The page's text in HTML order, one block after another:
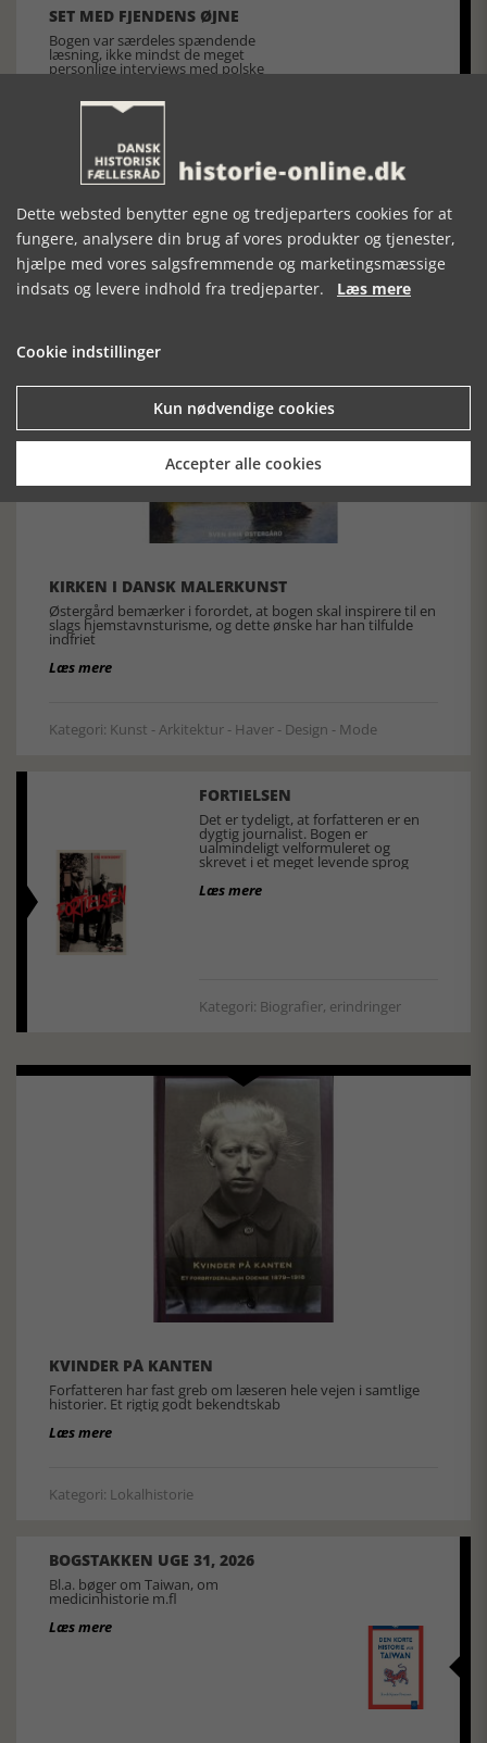
SET MED FJENDENS ØJNE
Bogen var særdeles spændende
læsning, ikke mindst de meget
personlige interviews med polske
Læs mere
Kategori: Krig og terror -
Militærvæsen - Den kolde krig
KIRKEN I DANSK MALERKUNST
Østergård bemærker i forordet, at bogen skal inspirere til en
slags hjemstavnsturisme, og dette ønske har han tilfulde
indfriet
Læs mere
Kategori: Kunst - Arkitektur - Haver - Design - Mode
FORTIELSEN
Det er tydeligt, at forfatteren er en
dygtig journalist. Bogen er
ualmindeligt velformuleret og
skrevet i et meget levende sprog
Læs mere
Kategori: Biografier, erindringer
KVINDER PÅ KANTEN
Forfatteren har fast greb om læseren hele vejen i samtlige
historier. Et rigtig godt bekendtskab
Læs mere
Kategori: Lokalhistorie
BOGSTAKKEN UGE 31, 2026
Bl.a. bøger om Taiwan, om
medicinhistorie m.fl
Læs mere
Dette websted benytter egne og tredjeparters cookies for at
fungere, analysere din brug af vores produkter og tjenester,
hjælpe med vores salgsfremmende og marketingsmæssige
indsats og levere indhold fra tredjeparter. Læs mere
Cookie indstillinger
Kun nødvendige cookies
Accepter alle cookies